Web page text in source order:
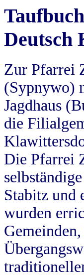
Deutsch
Zur Pfarrei
(Sypnywo)
Jagdhaus
die
Die Pfarrei
Stabitz und
wurden